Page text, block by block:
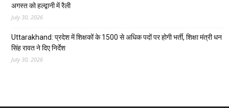
अगस्त को हल्द्वानी में रैली
July 30, 2026
Uttarakhand: प्रदेश में शिक्षकों के 1500 से अधिक पदों पर होगी भर्ती, शिक्षा मंत्री धन
सिंह रावत ने दिए निर्देश
July 30, 2026